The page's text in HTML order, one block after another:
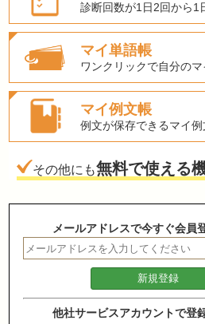
診断回数が1日2回から1
マイ単語帳
ワンクリックで自分の
マイ例文帳
例文が保存できるマイ例
その他にも無料で使える
メールアドレスで今すぐ会員
他社サービスアカウントで登